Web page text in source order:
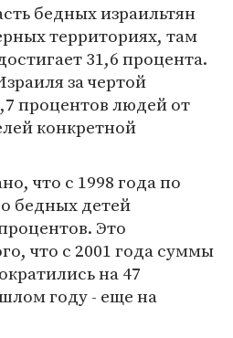
бедных израильтян
территориях, там
31,6 процента.
за чертой
процентов людей от
конкретной
что с 1998 года по
бедных детей
Это
что с 2001 года суммы
на 47
году - еще на